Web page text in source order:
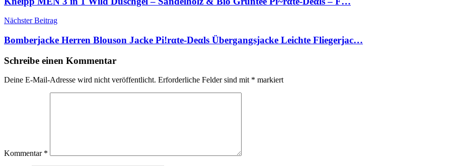
Nächster Beitrag
Bomberjacke Herren Blouson Jacke Pi!rαtе-Dеαls Übergangsjacke Leichte Fliegerjac…
Schreibe einen Kommentar
Deine E-Mail-Adresse wird nicht veröffentlicht. Erforderliche Felder sind mit * markiert
Kommentar *